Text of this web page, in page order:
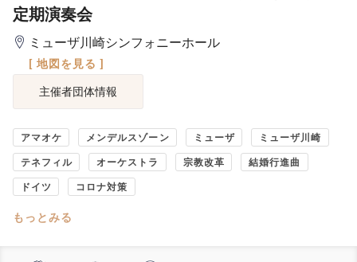
定期演奏会
ミューザ川崎シンフォニーホール
[ 地図を見る ]
主催者団体情報
アマオケ メンデルスゾーン ミューザ ミューザ川崎
テネフィル オーケストラ 宗教改革 結婚行進曲
ドイツ コロナ対策
もっとみる